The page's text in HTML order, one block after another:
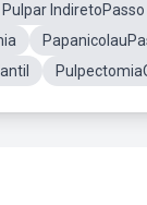
IndiretoPasso